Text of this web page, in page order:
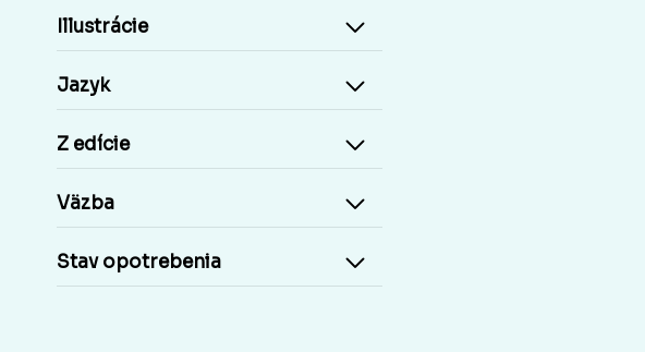
Kresťanská literatúra
Príroda a človek
Cudzie jazyky, učebnice a slovníky
Učebnice základná škola
Staré tlače, Early prints
Časopisy a noviny
Illustrácie
Jazyk
Z edície
Väzba
Stav opotrebenia